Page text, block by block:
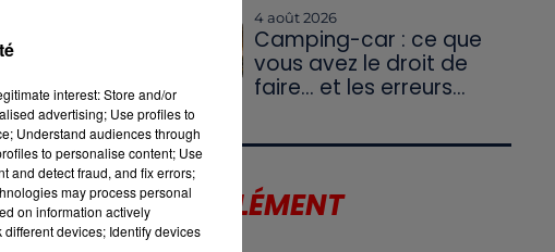
2 et ce
4 août 2026
Camping-car : ce que
vous avez le droit de
faire... et les erreurs...
LE SUPPLÉMENT
interest: Store and/or
advertising; Use profiles to
Understand audiences through
to personalise content; Use
and detect fraud, and fix errors;
may process personal
on information actively
devices; Identify devices